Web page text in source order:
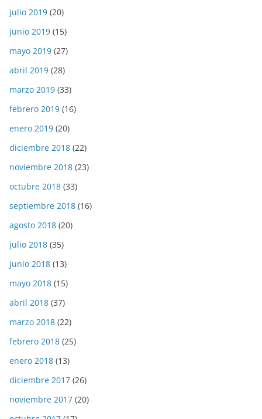
julio 2019 (20)
junio 2019 (15)
mayo 2019 (27)
abril 2019 (28)
marzo 2019 (33)
febrero 2019 (16)
enero 2019 (20)
diciembre 2018 (22)
noviembre 2018 (23)
octubre 2018 (33)
septiembre 2018 (16)
agosto 2018 (20)
julio 2018 (35)
junio 2018 (13)
mayo 2018 (15)
abril 2018 (37)
marzo 2018 (22)
febrero 2018 (25)
enero 2018 (13)
diciembre 2017 (26)
noviembre 2017 (20)